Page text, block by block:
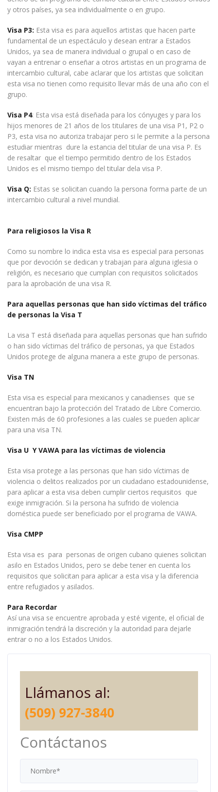
y otros países, ya sea individualmente o en grupo.
Visa P3: Esta visa es para aquellos artistas que hacen parte
fundamental de un espectáculo y desean entrar a Estados
Unidos, ya sea de manera individual o grupal o en caso de
vayan a entrenar o enseñar a otros artistas en un programa de
intercambio cultural, cabe aclarar que los artistas que solicitan
esta visa no tienen como requisito llevar más de una año con el
grupo.
Visa P4: Esta visa está diseñada para los cónyuges y para los
hijos menores de 21 años de los titulares de una visa P1, P2 o
P3, esta visa no autoriza trabajar pero si le permite a la persona
estudiar mientras dure la estancia del titular de una visa P. Es
de resaltar que el tiempo permitido dentro de los Estados
Unidos es el mismo tiempo del titular dela visa P.
Visa Q: Estas se solicitan cuando la persona forma parte de un
intercambio cultural a nivel mundial.
Para religiosos la Visa R
Como su nombre lo indica esta visa es especial para personas
que por devoción se dedican y trabajan para alguna iglesia o
religión, es necesario que cumplan con requisitos solicitados
para la aprobación de una visa R.
Para aquellas personas que han sido víctimas del tráfico
de personas la Visa T
La visa T está diseñada para aquellas personas que han sufrido
o han sido víctimas del tráfico de personas, ya que Estados
Unidos protege de alguna manera a este grupo de personas.
Visa TN
Esta visa es especial para mexicanos y canadienses que se
encuentran bajo la protección del Tratado de Libre Comercio.
Existen más de 60 profesiones a las cuales se pueden aplicar
para una visa TN.
Visa U Y VAWA para las víctimas de violencia
Esta visa protege a las personas que han sido víctimas de
violencia o delitos realizados por un ciudadano estadounidense,
para aplicar a esta visa deben cumplir ciertos requisitos que
exige inmigración. Si la persona ha sufrido de violencia
doméstica puede ser beneficiado por el programa de VAWA.
Visa CMPP
Esta visa es para personas de origen cubano quienes solicitan
asilo en Estados Unidos, pero se debe tener en cuenta los
requisitos que solicitan para aplicar a esta visa y la diferencia
entre refugiados y asilados.
Para Recordar
Así una visa se encuentre aprobada y esté vigente, el oficial de
inmigración tendrá la discreción y la autoridad para dejarle
entrar o no a los Estados Unidos.
Llámanos al:
(509) 927-3840
Contáctanos